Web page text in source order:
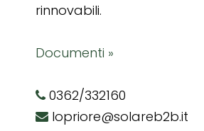
rinnovabili.
Documenti »
0362/332160
lopriore@solareb2b.it